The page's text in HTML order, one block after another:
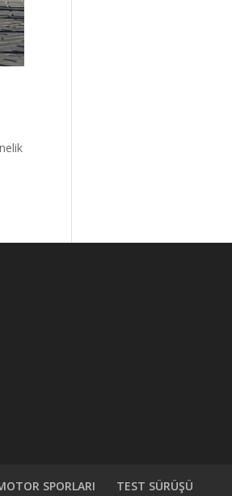
SPORLARI TEST SÜRÜŞÜ